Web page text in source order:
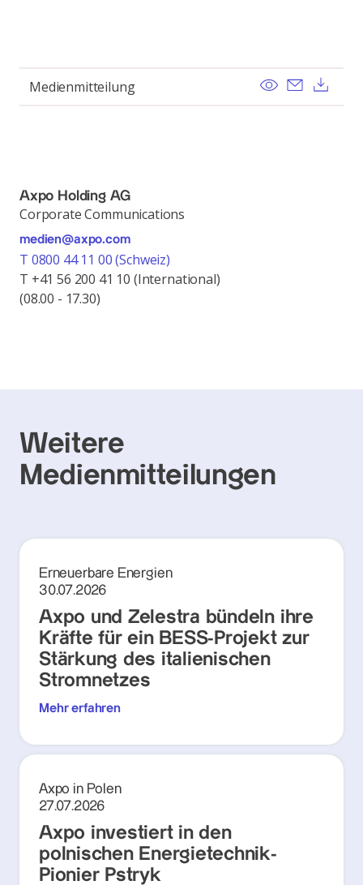
Medienmitteilung View Send
Axpo Holding AG
Corporate Communications
medien@axpo.com
T 0800 44 11 00 (Schweiz)
T +41 56 200 41 10 (International)
(08.00 - 17.30)
Weitere
Medienmitteilungen
Erneuerbare Energien
30.07.2026
Axpo und Zelestra bündeln ihre
Kräfte für ein BESS-Projekt zur
Stärkung des italienischen
Stromnetzes
Mehr erfahren
Axpo in Polen
27.07.2026
Axpo investiert in den
polnischen Energietechnik-
Pionier Pstryk